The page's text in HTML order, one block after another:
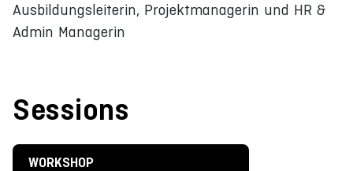
Ausbildungsleiterin, Projektmanagerin und HR &
Admin Managerin
Sessions
WORKSHOP